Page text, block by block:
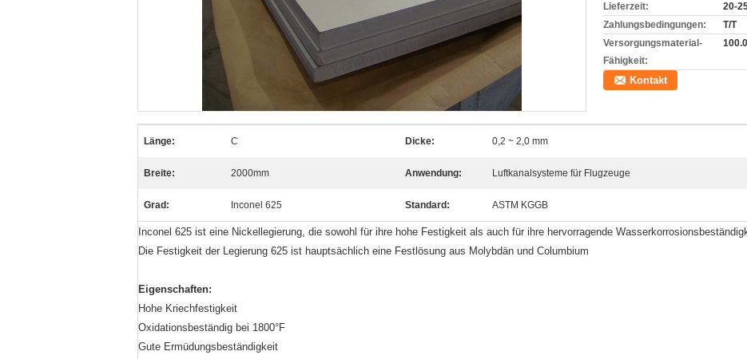
Lieferzeit:
20-
Zahlungsbedingungen:
T/T
Versorgungsmaterial-
Fähigkeit:
Kontakt
Länge: C Dicke: 0,2 ~ 2,0 mm
Breite: 2000mm Anwendung: Luftkanalsysteme für Flugzeuge
Grad: Inconel 625 Standard: ASTM KGGB
Inconel 625 ist eine Nickellegierung, die sowohl für ihre hohe Festigkeit als auch für ihre hervorragende
Die Festigkeit der Legierung 625 ist hauptsächlich eine Festlösung aus Molybdän und Columbium
Eigenschaften:
Hohe Kriechfestigkeit
Oxidationsbeständig bei 1800°F
Gute Ermüdungsbeständigkeit